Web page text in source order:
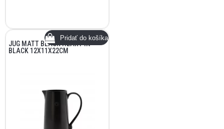
JUG MATT BLACK HEART IN
BLACK 12X11X22CM